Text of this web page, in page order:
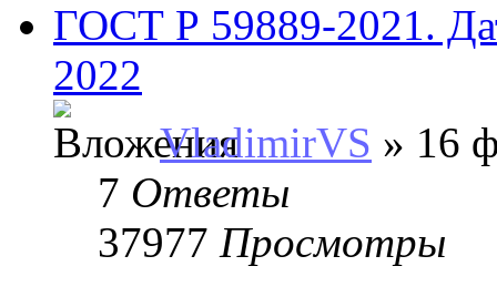
ГОСТ Р 59889-2021.
2022
VladimirVS » 16
7 Ответы
37977 Просмотры